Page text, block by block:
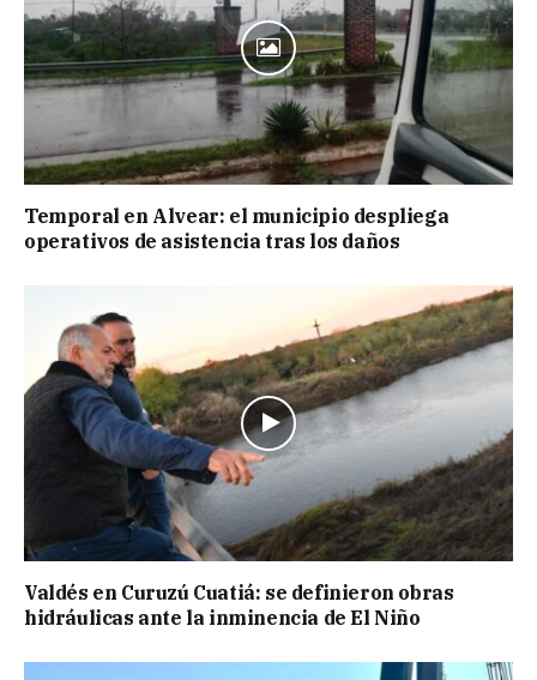
Temporal en Alvear: el municipio despliega
operativos de asistencia tras los daños
Valdés en Curuzú Cuatiá: se definieron obras
hidráulicas ante la inminencia de El Niño